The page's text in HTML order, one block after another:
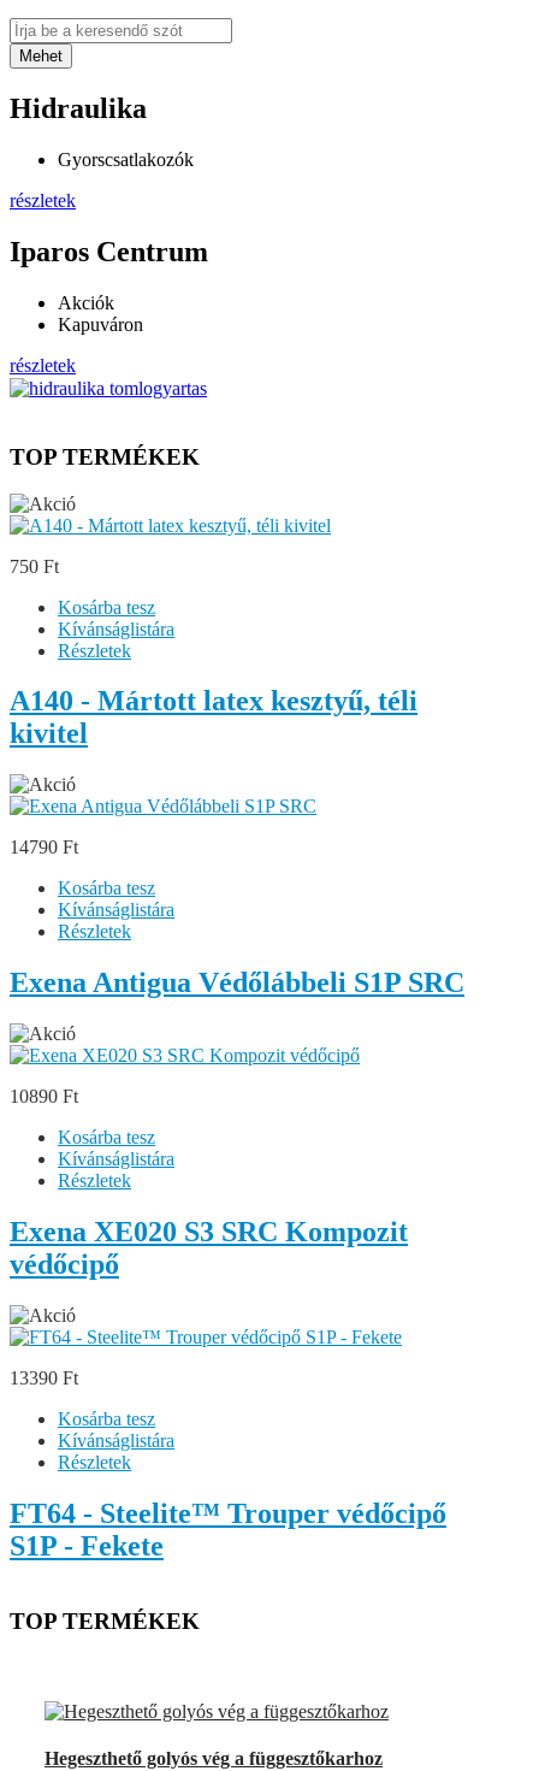
Mehet
Hidraulika
Gyorscsatlakozók
részletek
Iparos Centrum
Akciók
Kapuváron
részletek
© FreeJoomla! 3 Modules- byVinaGecko.com
TOP TERMÉKEK
750 Ft
Kosárba tesz
Kívánságlistára
Részletek
A140 - Mártott latex kesztyű, téli
kivitel
14790 Ft
Kosárba tesz
Kívánságlistára
Részletek
Exena Antigua Védőlábbeli S1P SRC
10890 Ft
Kosárba tesz
Kívánságlistára
Részletek
Exena XE020 S3 SRC Kompozit
védőcipő
13390 Ft
Kosárba tesz
Kívánságlistára
Részletek
FT64 - Steelite™ Trouper védőcipő
S1P - Fekete
TOP TERMÉKEK
Hegeszthető golyós vég a függesztőkarhoz